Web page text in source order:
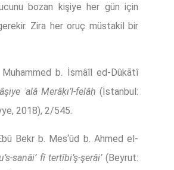
bozan kişiye her gün için
Zira her oruç müstakil bir
b. İsmâîl ed-Dûkātî
ʿalâ Merâḳı’l-felâḥ (İstanbul:
2018), 2/545.
Bekr b. Mes‘ûd b. Ahmed el-
sanâi’ fî tertîbi’ş-şerâi’(Beyrut: